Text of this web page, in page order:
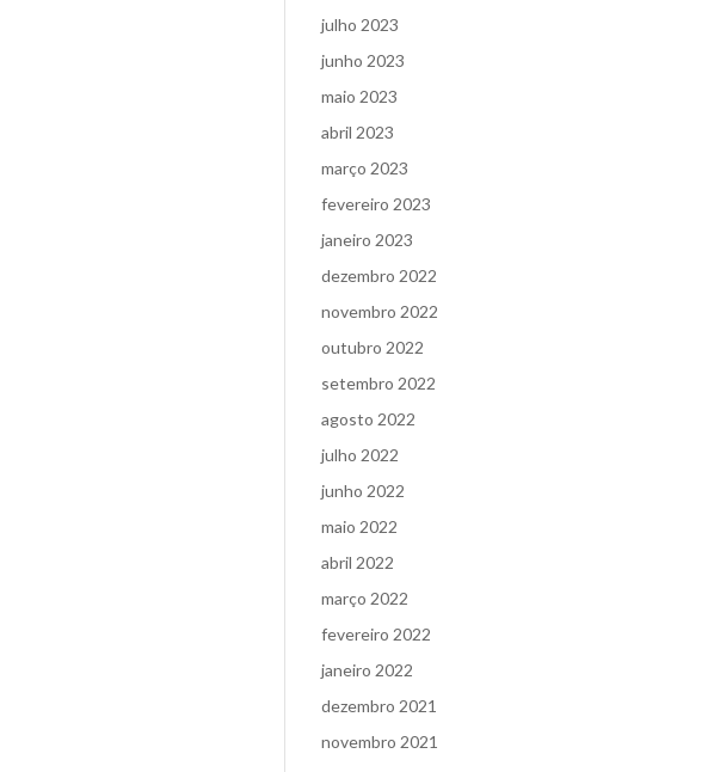
julho 2023
junho 2023
maio 2023
abril 2023
março 2023
fevereiro 2023
janeiro 2023
dezembro 2022
novembro 2022
outubro 2022
setembro 2022
agosto 2022
julho 2022
junho 2022
maio 2022
abril 2022
março 2022
fevereiro 2022
janeiro 2022
dezembro 2021
novembro 2021